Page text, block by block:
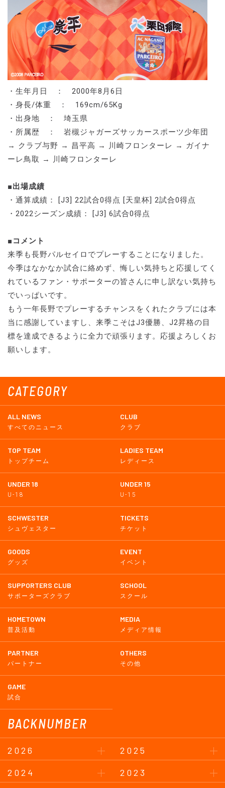
CATEGORY
ALL NEWS
すべてのニュース
CLUB
クラブ
TOP TEAM
トップチーム
LADIES TEAM
レディース
UNDER 18
U-18
UNDER 15
U-15
SCHWESTER
シュヴェスター
TICKETS
チケット
GOODS
グッズ
EVENT
イベント
SUPPORTERS CLUB
サポーターズクラブ
SCHOOL
スクール
HOMETOWN
普及活動
MEDIA
メディア情報
PARTNER
パートナー
OTHERS
その他
GAME
試合
BACKNUMBER
2026
2025
2024
2023
・生年月日 ： 2000年8月6日
・身長/体重 ： 169cm/65Kg
・出身地 ： 埼玉県
・所属歴 ： 岩槻ジャガーズサッカースポーツ少年団
→ クラブ与野 → 昌平高 → 川崎フロンターレ → ガイナ
ーレ鳥取 → 川崎フロンターレ
■出場成績
・通算成績： [J3] 22試合0得点 [天皇杯] 2試合0得点
・2022シーズン成績： [J3] 6試合0得点
■コメント
来季も長野パルセイロでプレーすることになりました。
今季はなかなか試合に絡めず、悔しい気持ちと応援してく
れているファン・サポーターの皆さんに申し訳ない気持ち
でいっぱいです。
もう一年長野でプレーするチャンスをくれたクラブには本
当に感謝していますし、来季こそはJ3優勝、J2昇格の目
標を達成できるように全力で頑張ります。応援よろしくお
願いします。